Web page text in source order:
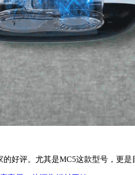
好评。尤其是MC5这款型号，更